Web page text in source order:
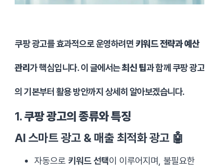
쿠팡 광고를 효과적으로 운영하려면 키워드 전략과 예산
관리가 핵심입니다. 이 글에서는최신 팁과 함께 쿠팡 광고
의 기본부터 활용 방안까지 상세히 알아보겠습니다.
1.쿠팡 광고의 종류와 특징
AI 스마트 광고 & 매출 최적화 광고 🤖
자동으로 키워드 선택이 이루어지며, 불필요한